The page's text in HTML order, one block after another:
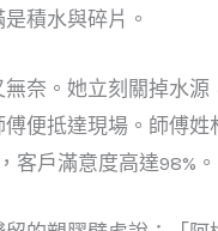
積水與碎片。
奈。她立刻關掉水
便抵達現場。師傅姓
戶滿意度高達98%。